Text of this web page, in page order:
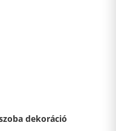
dekoráció